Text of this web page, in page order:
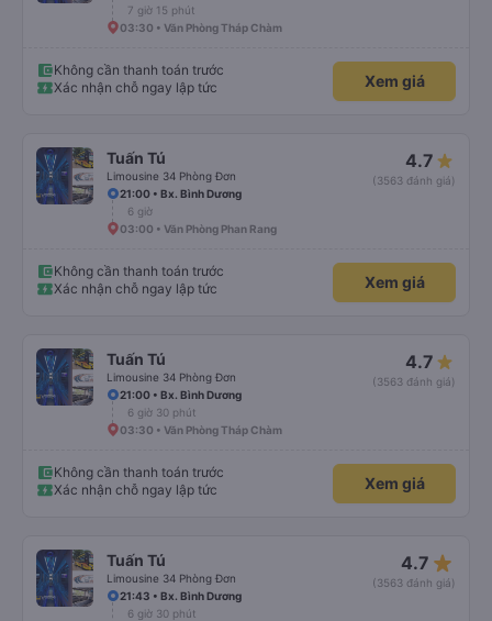
7 giờ 15 phút
03:30 • Văn Phòng Tháp Chàm
Không cần thanh toán trước
Xác nhận chỗ ngay lập tức
Xem giá
Tuấn Tú
Limousine 34 Phòng Đơn
4.7
(3563 đánh giá)
21:00 • Bx. Bình Dương
6 giờ
03:00 • Văn Phòng Phan Rang
Không cần thanh toán trước
Xác nhận chỗ ngay lập tức
Xem giá
Tuấn Tú
Limousine 34 Phòng Đơn
4.7
(3563 đánh giá)
21:00 • Bx. Bình Dương
6 giờ 30 phút
03:30 • Văn Phòng Tháp Chàm
Không cần thanh toán trước
Xác nhận chỗ ngay lập tức
Xem giá
Tuấn Tú
Limousine 34 Phòng Đơn
4.7 star_rate
(3563 đánh giá)
21:43 • Bx. Bình Dương
6 giờ 30 phút